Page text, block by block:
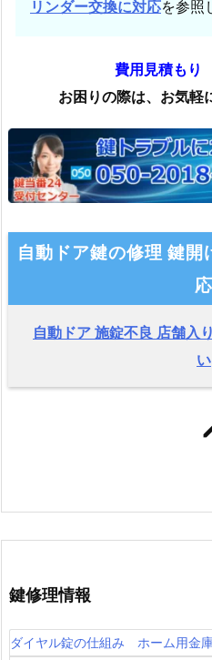
リンダー交換に対応を参照
費用見積も
お困りの際は、お気軽
自動ドア鍵の修理 鍵
応
自動ドア 施錠不良 店舗入
い
鍵修理情報
ダイヤル錠の仕組み ホーム用金